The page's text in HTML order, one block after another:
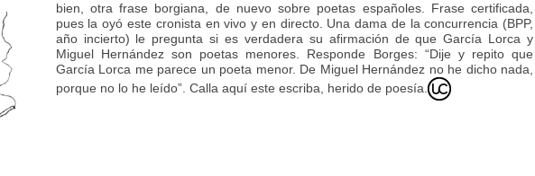
bien, otra frase borgiana, de nuevo sobre poetas españoles. Frase certificada,
pues la oyó este cronista en vivo y en directo. Una dama de la concurrencia (BPP,
año incierto) le pregunta si es verdadera su afirmación de que García Lorca y
Miguel Hernández son poetas menores. Responde Borges: “Dije y repito que
García Lorca me parece un poeta menor. De Miguel Hernández no he dicho nada,
porque no lo he leído”. Calla aquí este escriba, herido de poesía.